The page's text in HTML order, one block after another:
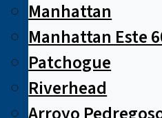
Manhattan
Manhattan Este
Patchogue
Riverhead